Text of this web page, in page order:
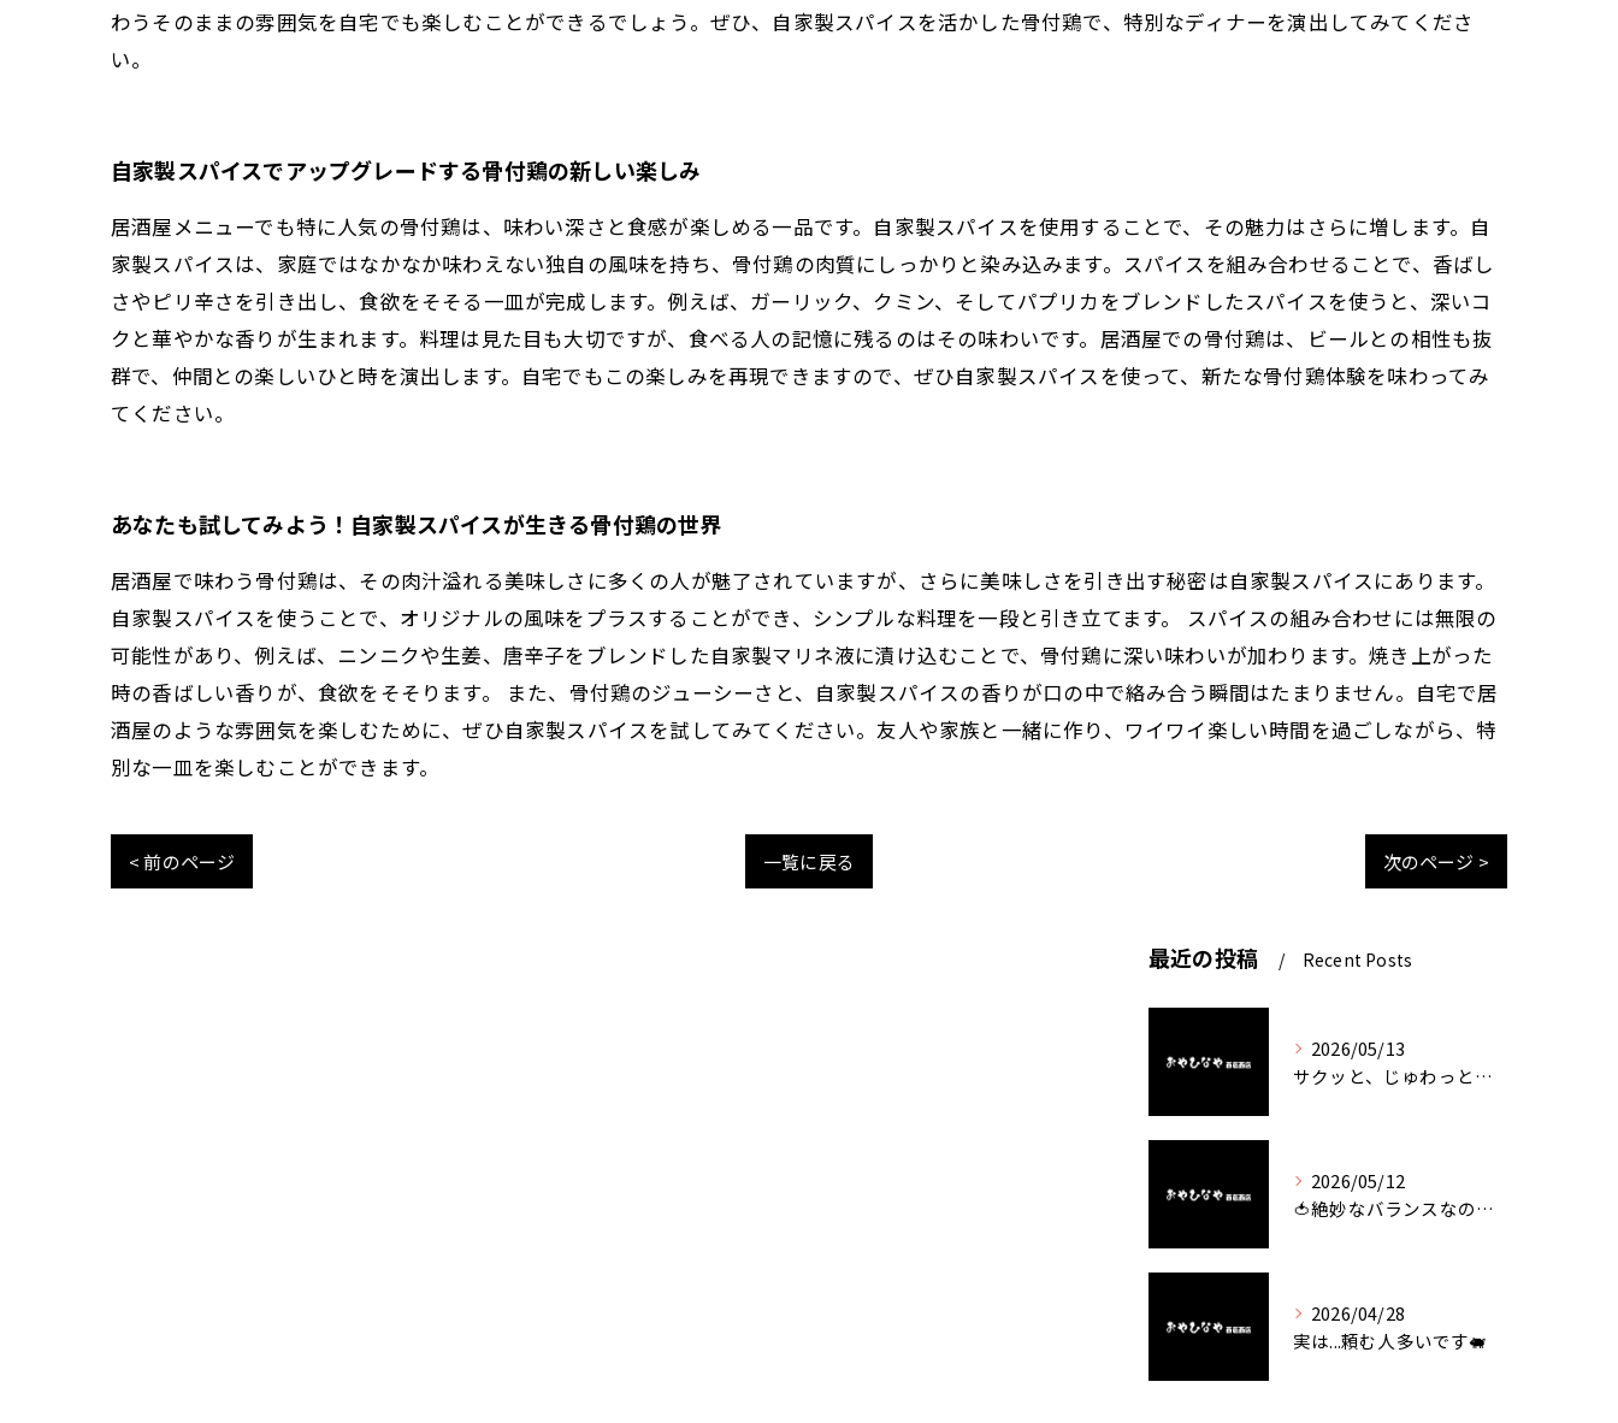
わうそのままの雰囲気を自宅でも楽しむことができるでしょう。ぜひ、自家製スパイスを活かした骨付鶏で、特別なディナーを演出してみてくださ
い。
自家製スパイスでアップグレードする骨付鶏の新しい楽しみ
居酒屋メニューでも特に人気の骨付鶏は、味わい深さと食感が楽しめる一品です。自家製スパイスを使用することで、その魅力はさらに増します。自
家製スパイスは、家庭ではなかなか味わえない独自の風味を持ち、骨付鶏の肉質にしっかりと染み込みます。スパイスを組み合わせることで、香ばし
さやピリ辛さを引き出し、食欲をそそる一皿が完成します。例えば、ガーリック、クミン、そしてパプリカをブレンドしたスパイスを使うと、深いコ
クと華やかな香りが生まれます。料理は見た目も大切ですが、食べる人の記憶に残るのはその味わいです。居酒屋での骨付鶏は、ビールとの相性も抜
群で、仲間との楽しいひと時を演出します。自宅でもこの楽しみを再現できますので、ぜひ自家製スパイスを使って、新たな骨付鶏体験を味わってみ
てください。
あなたも試してみよう！自家製スパイスが生きる骨付鶏の世界
居酒屋で味わう骨付鶏は、その肉汁溢れる美味しさに多くの人が魅了されていますが、さらに美味しさを引き出す秘密は自家製スパイスにあります。
自家製スパイスを使うことで、オリジナルの風味をプラスすることができ、シンプルな料理を一段と引き立てます。 スパイスの組み合わせには無限の
可能性があり、例えば、ニンニクや生姜、唐辛子をブレンドした自家製マリネ液に漬け込むことで、骨付鶏に深い味わいが加わります。焼き上がった
時の香ばしい香りが、食欲をそそります。 また、骨付鶏のジューシーさと、自家製スパイスの香りが口の中で絡み合う瞬間はたまりません。自宅で居
酒屋のような雰囲気を楽しむために、ぜひ自家製スパイスを試してみてください。友人や家族と一緒に作り、ワイワイ楽しい時間を過ごしながら、特
別な一皿を楽しむことができます。
< 前のページ 一覧に戻る 次のページ >
最近の投稿 Recent Posts
2026/05/13
サクッと、じゅわっと。瀬戸内が香るカキフライ
2026/05/12
🍅絶妙なバランスなのに最高な一品🥗
2026/04/28
実は...頼む人多いです🐖